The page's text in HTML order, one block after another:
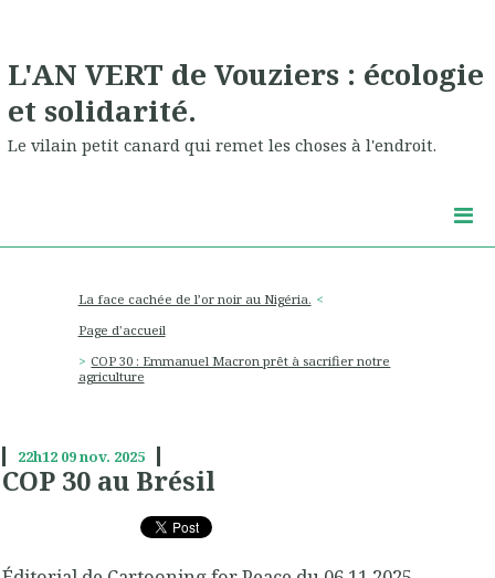
L'AN VERT de Vouziers : écologie
et solidarité.
Le vilain petit canard qui remet les choses à l'endroit.
La face cachée de l’or noir au Nigéria.
Page d'accueil
COP 30 : Emmanuel Macron prêt à sacrifier notre
agriculture
22h12 09nov. 2025
COP 30 au Brésil